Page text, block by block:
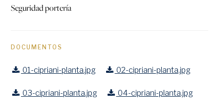
Seguridad portería
DOCUMENTOS
01-cipriani-planta.jpg 02-cipriani-planta.jpg
03-cipriani-planta.jpg 04-cipriani-planta.jpg